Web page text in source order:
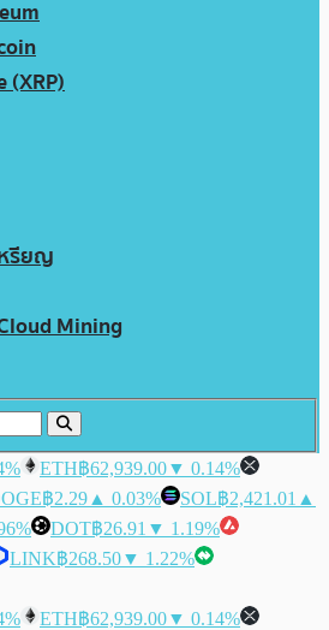
(XRP)
หรียญ
Mining
ETH฿62,939.00▼ 0.14%
฿2.29 ▲ 0.03% SOL฿2,421.01 ▲
DOT฿26.91 ▼ 1.19%
LINK฿268.50▼ 1.22%
ETH฿62,939.00▼ 0.14%